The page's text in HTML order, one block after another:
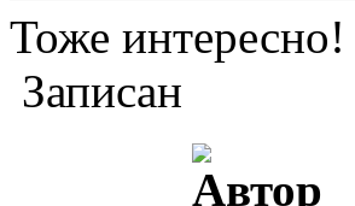
Тоже интересно!
Записан